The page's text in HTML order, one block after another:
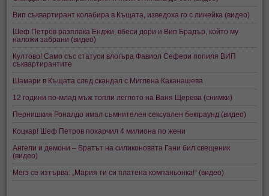
Вип съквартирант колабира в Къщата, изведоха го с линейка (видео)
Шеф Петров разплака Енджи, вбеси дори и Вип Брадър, който му
наложи забрани (видео)
Култово! Само със статуси влогъра Фавиол Сефери попиля ВИП
съквартирантите
Шамари в Къщата след скандал с Миглена Каканашева
12 години по-млад мъж топли леглото на Ваня Щерева (снимки)
Пернишкия Роналдо имал съмнителен сексуален бекграунд (видео)
Коцкар! Шеф Петров похарчил 4 милиона по жени
Ангели и демони – Братът на силиконовата Гани бил свещеник
(видео)
Мегз се изтърва: „Мария ти си платена компаньонка!“ (видео)